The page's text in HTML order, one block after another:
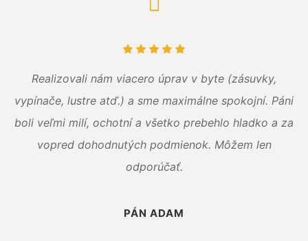
Realizovali nám viacero úprav v byte (zásuvky,
vypínače, lustre atď.) a sme maximálne spokojní. Páni
boli veľmi milí, ochotní a všetko prebehlo hladko a za
vopred dohodnutých podmienok. Môžem len
odporúčať.
PÁN ADAM